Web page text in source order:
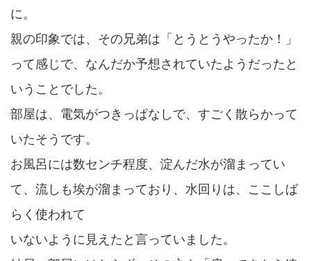
に。
親の印象では、その兄弟は「とうとうやったか！」
って感じで、なんだか予想されていたようだったと
いうことでした。
部屋は、電気がつきっぱなしで、すごく散らかって
いたそうです。
お風呂には数センチ程度、淀んだ水が溜まってい
て、流しも埃が溜まっており、水回りは、ここしば
らく使われて
いないように見えたと言っていました。